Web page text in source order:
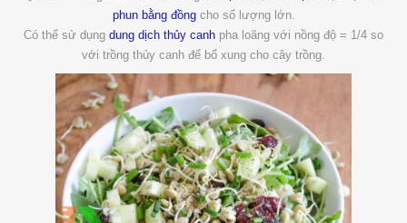
phun bằng đồngcho số lượng lớn.
Có thể sử dụng dung dịch thủy canh pha loãng với nồng độ = 1/4 so
với trồng thủy canh để bổ xung cho cây trồng.